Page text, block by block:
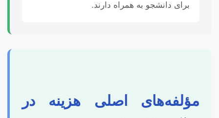
برای دانشجو به همراه دارند.
مؤلفه‌های اصلی هزینه در